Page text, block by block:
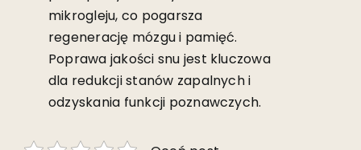
mikrogleju, co pogarsza
regenerację mózgu i pamięć.
Poprawa jakości snu jest kluczowa
dla redukcji stanów zapalnych i
odzyskania funkcji poznawczych.